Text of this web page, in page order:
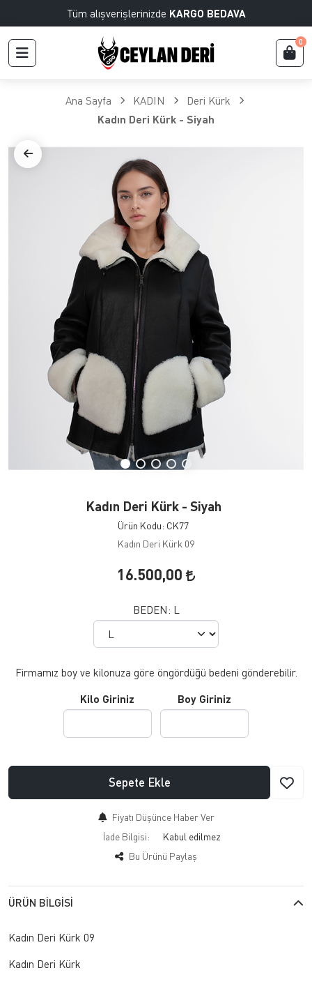
Tüm alışverişlerinizde KARGO BEDAVA
0
Ana Sayfa KADIN
Deri Kürk
Kadın Deri Kürk - Siyah
Kadın Deri Kürk - Siyah
Ürün Kodu: CK77
Kadın Deri Kürk 09
16.500,00
BEDEN: L
Firmamız boy ve kilonuza göre öngördüğü bedeni gönderebilir.
Kilo Giriniz Boy Giriniz
Sepete Ekle
Fiyatı Düşünce Haber Ver
İade Bilgisi:
Bu Ürünü Paylaş
ÜRÜN BILGISI
Kadın Deri Kürk 09
Kadın Deri Kürk